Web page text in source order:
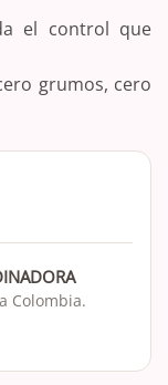
el control que
grumos, cero
Colombia.